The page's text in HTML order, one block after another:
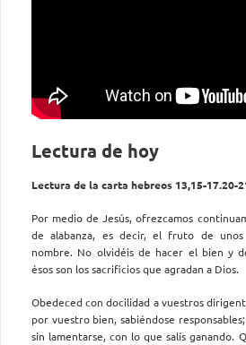
Lectura de hoy
Lectura de la carta hebreos 13,15-17.20-
Por medio de Jesús, ofrezcamos
de alabanza, es decir, el fruto de
nombre. No olvidéis de hacer el bien y
ésos son los sacrificios que agradan a Dios.
Obedeced con docilidad a vuestros
por vuestro bien, sabiéndose
sin lamentarse, con lo que salís ganando.